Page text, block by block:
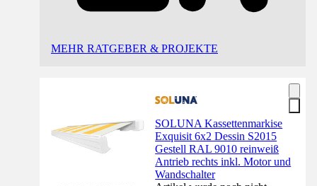
MEHR RATGEBER & PROJEKTE
SOLUNA Kassettenmarkise
Exquisit 6x2 Dessin S2015
Gestell RAL 9010 reinweiß
Antrieb rechts inkl. Motor und
Wandschalter